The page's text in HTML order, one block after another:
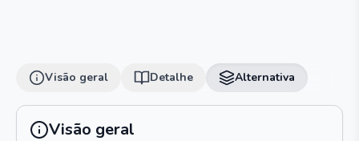
Visão geral Detalhe Alternativa
Visão geral